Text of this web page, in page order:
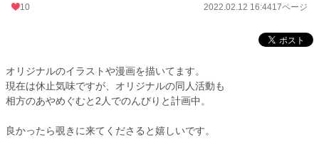
累計ポイント 4,355 pt (3,573 位)
10 2022.02.12 16:4417ページ
オリジナルのイラストや漫画を描いてます。
現在は休止気味ですが、オリジナルの同人活動も
相方のあやめぐむと2人でのんびりと計画中。
良かったら覗きに来てくださると嬉しいです。